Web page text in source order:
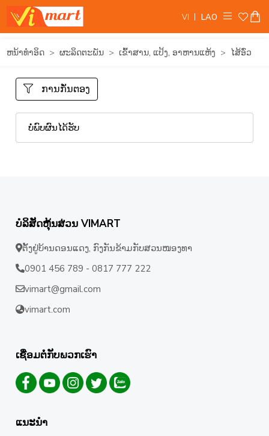
VI LAO
ຫນ້າທໍາອິດ ຜະລິດຕະພັນ ເຂົ້າສານ, ແປ້ງ, ອາຫານແຫ້ງ ໄສ້ອົ່ວ
ການກັ່ນຕອງ
ບໍ່ພົບຜົນໄດ້ຮັບ
ບໍລິສັດຫຸ້ນສ່ວນ VIMART
ຕັ້ງຢູ່ບ້ານດອນແດງ, ກົງກັນຂ້າມກັບສວນໜອງທາ
0901 456 789 - 0817 777 222
vimart@gmail.com
vimart.com
ເຊື່ອມຕໍ່ກັບພວກເຮົາ
ແນະນຳ